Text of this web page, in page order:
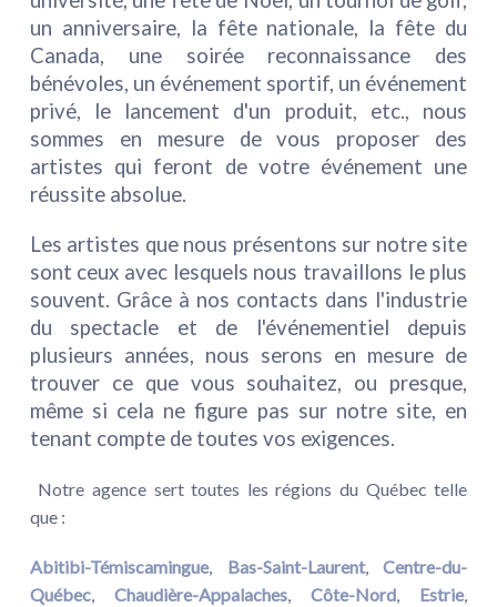
un anniversaire, la fête nationale, la fête du
Canada, une soirée reconnaissance des
bénévoles, un événement sportif, un événement
privé, le lancement d'un produit, etc., nous
sommes en mesure de vous proposer des
artistes qui feront de votre événement une
réussite absolue.
Les artistes que nous présentons sur notre site
sont ceux avec lesquels nous travaillons le plus
souvent. Grâce à nos contacts dans l'industrie
du spectacle et de l'événementiel depuis
plusieurs années, nous serons en mesure de
trouver ce que vous souhaitez, ou presque,
même si cela ne figure pas sur notre site, en
tenant compte de toutes vos exigences.
Notre agence sert toutes les régions du Québec telle
que :
Abitibi-Témiscamingue, Bas-Saint-Laurent,Centre-du-
Québec, Chaudière-Appalaches,Côte-Nord, Estrie,